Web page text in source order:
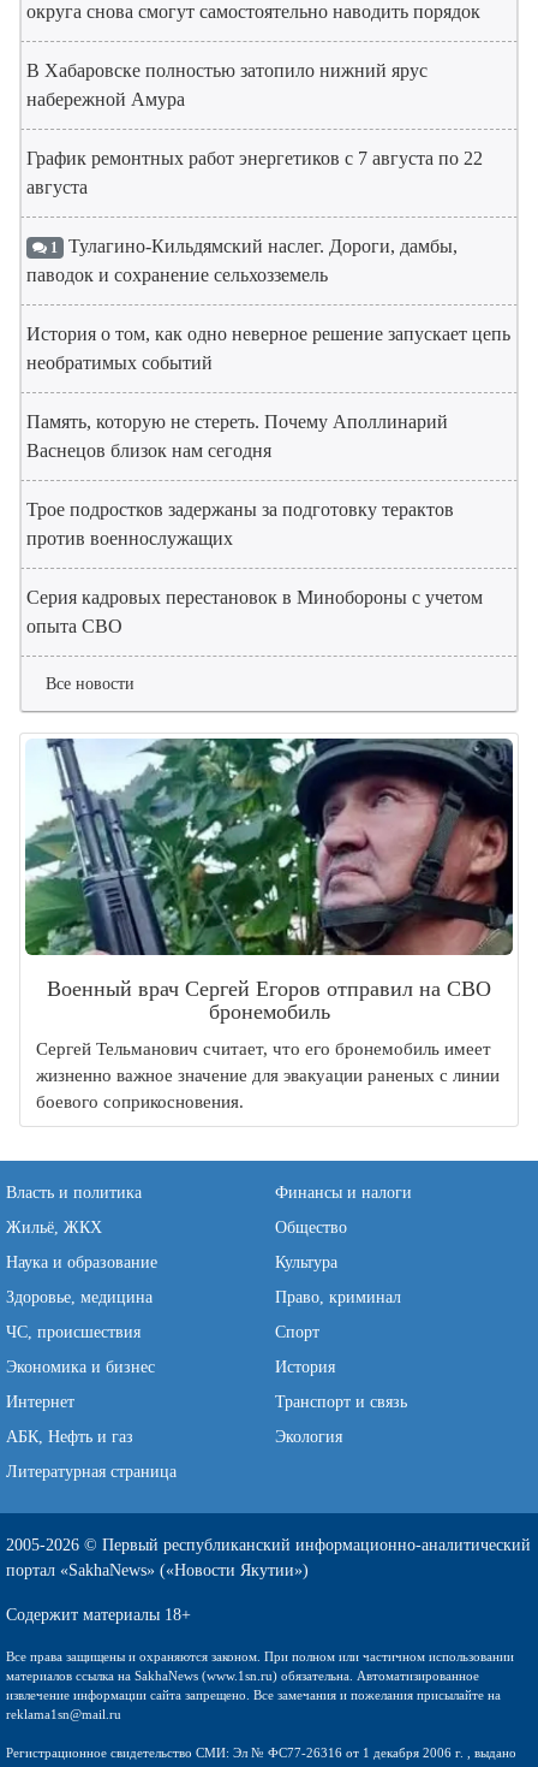
округа снова смогут самостоятельно наводить порядок
В Хабаровске полностью затопило нижний ярус
набережной Амура
График ремонтных работ энергетиков с 7 августа по 22
августа
1 Тулагино-Кильдямский наслег. Дороги, дамбы,
паводок и сохранение сельхозземель
История о том, как одно неверное решение запускает цепь
необратимых событий
Память, которую не стереть. Почему Аполлинарий
Васнецов близок нам сегодня
Трое подростков задержаны за подготовку терактов
против военнослужащих
Серия кадровых перестановок в Минобороны с учетом
опыта СВО
Все новости
Военный врач Сергей Егоров отправил на СВО
бронемобиль
Сергей Тельманович считает, что его бронемобиль имеет
жизненно важное значение для эвакуации раненых с линии
боевого соприкосновения.
Власть и политика
Финансы и налоги
Жильё, ЖКХ
Общество
Наука и образование
Культура
Здоровье, медицина
Право, криминал
ЧС, происшествия
Спорт
Экономика и бизнес
История
Интернет
Транспорт и связь
АБК, Нефть и газ
Экология
Литературная страница
2005-2026 © Первый республиканский информационно-аналитический
портал «SakhaNews» («Новости Якутии»)
Содержит материалы 18+
Все права защищены и охраняются законом. При полном или частичном использовании
материалов ссылка на SakhaNews (www.1sn.ru) обязательна. Автоматизированное
извлечение информации сайта запрещено. Все замечания и пожелания присылайте на
reklama1sn@mail.ru
Регистрационное свидетельство СМИ: Эл № ФС77-26316 от 1 декабря 2006 г. , выдано